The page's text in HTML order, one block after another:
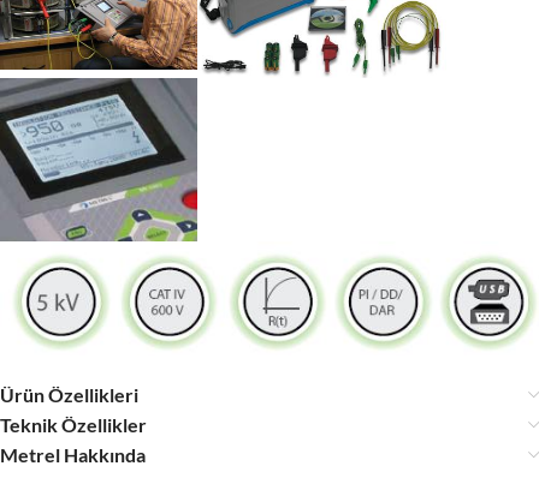
Ürün Özellikleri
Teknik Özellikler
Metrel Hakkında